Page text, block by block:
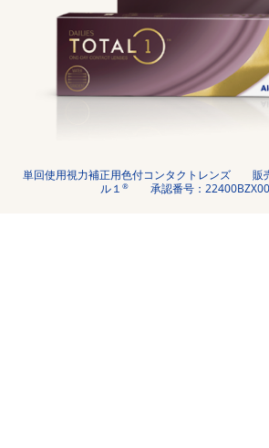
単回使用視力補正用色付コンタクトレンズ　　販
ル１ ® 承認番号：